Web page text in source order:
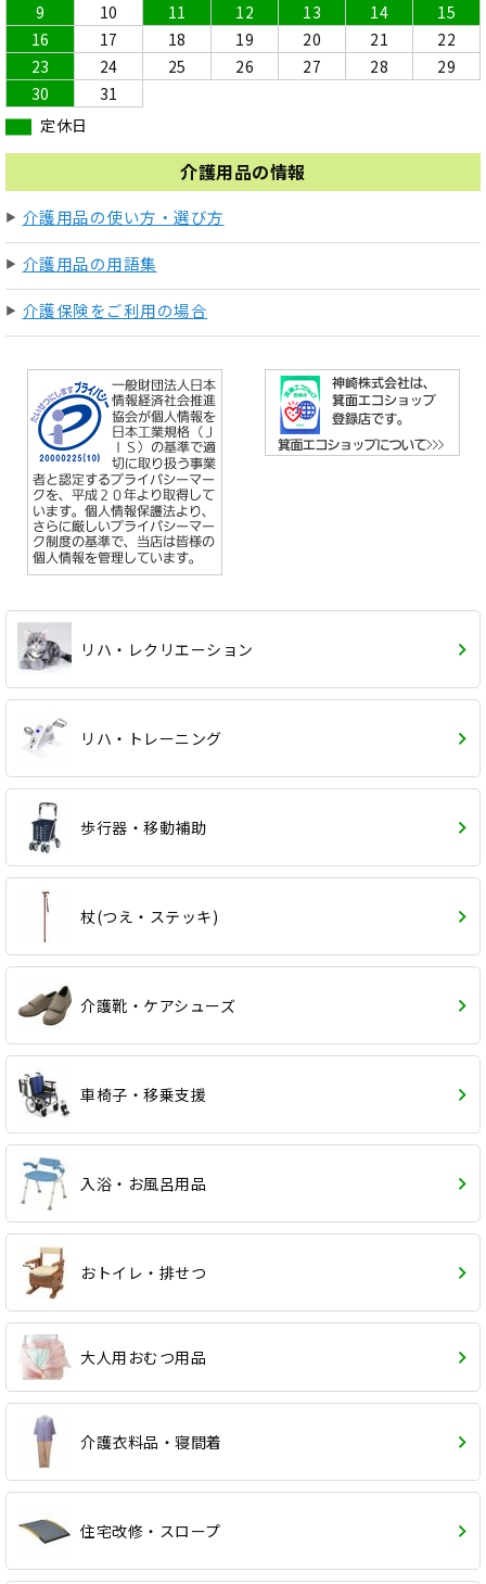
9 10 11 12 13 14
15
16
17 18 19 20 21
22
23
24 25 26 27 28
29
30
31
定休日
介護用品の情報
介護用品の使い方・選び方
介護用品の用語集
介護保険をご利用の場合
リハ・レクリエーション
リハ・トレーニング
歩行器・移動補助
杖(つえ・ステッキ)
介護靴・ケアシューズ
車椅子・移乗支援
入浴・お風呂用品
おトイレ・排せつ
大人用おむつ用品
介護衣料品・寝間着
住宅改修・スロープ